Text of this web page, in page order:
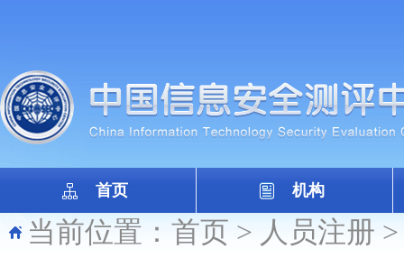
首页 机构
当前位置： 首页 > 人员注册